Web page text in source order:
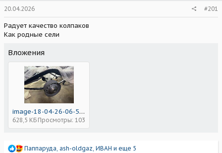
20.04.2026 #201
Радует качество колпаков
Как родные сели
Вложения
image-18-04-26-06-55-2.jpg
628,5 КБ Просмотры: 103
Р
Паппаруда, ash-oldgaz, ИВАН и еще 5